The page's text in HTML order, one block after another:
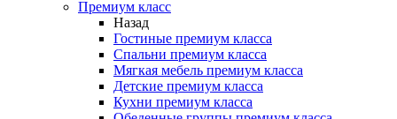
Премиум класс
Назад
Гостиные премиум класса
Спальни премиум класса
Мягкая мебель премиум класса
Детские премиум класса
Кухни премиум класса